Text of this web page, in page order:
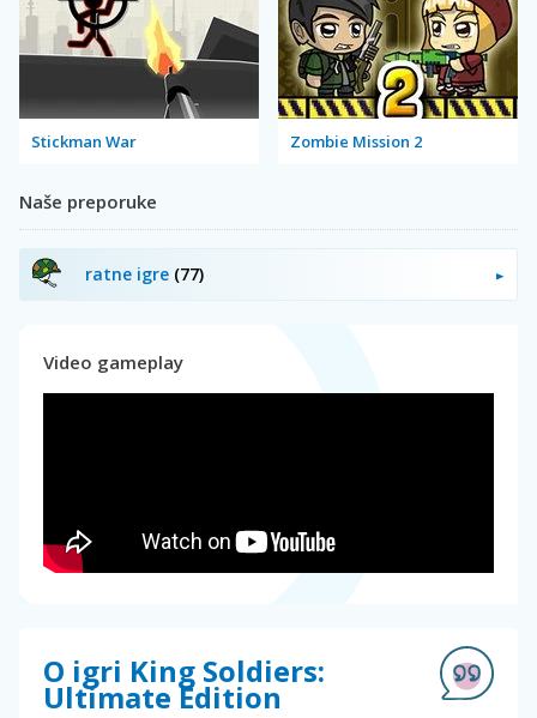
Stickman War Zombie Mission 2
Naše preporuke
ratne igre (77)
Video gameplay
O igri King Soldiers:
Ultimate Edition